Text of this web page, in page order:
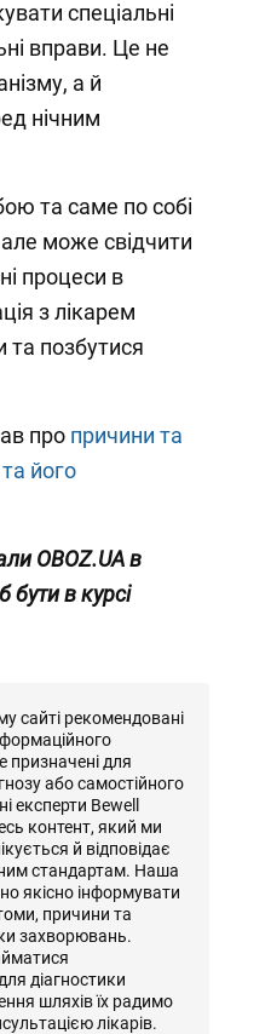
спеціальні
вправи. Це не
а й
нічним
та саме по собі
може свідчити
процеси в
з лікарем
та позбутися
про причини та
його
OBOZ.UA в
бути в курсі
сайті рекомендовані
призначені для
або самостійного
експерти Bewell
контент, який ми
й відповідає
стандартам. Наша
якісно інформувати
причини та
захворювань.
діагностики
шляхів їх радимо
лікарів.